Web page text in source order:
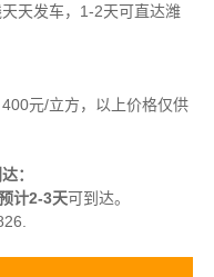
天发车，1-2天可直达潍
400元/立方，以上价格仅供
：
计2-3天可到达。